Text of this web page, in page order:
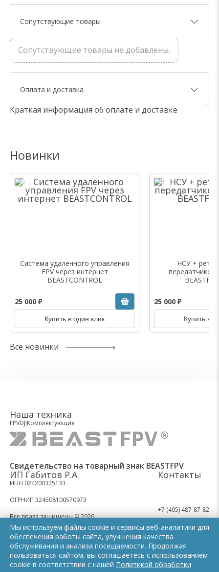
Сопутствующие товары
Сопутствующие товары не добавлены.
Оплата и доставка
Краткая информация об оплате и доставке
Новинки
Система удаленного управления
FPV через интернет
BEASTCONTROL
25 000 ₽
Купить в один клик
НСУ +
передатчиком
25 000 ₽
Купить в
Все новинки
Наша техника
FPVDJIКомплектующие
Свидетельство на товарный знак BEASTFPV
ИП Габитов Р.А.
ИНН 024200325133
ОГРНИП 324508100570973
Все права защищены © 2026
Политика конфиденциальности
Обработка персональных данных
Контакты
+7 (495) 487-87-82
Мы работаем:
Пн-Пт: 9.00 - 21.00
Cб: 11.00 - 16.00
Вс: выходной
Мы используем файлы cookie и сервисы веб-аналитики для
обеспечения работы сайта, улучшения качества
обслуживания и анализа посещаемости. Продолжая
пользоваться сайтом, вы соглашаетесь с использованием
cookie в соответствии с нашей Политикой обработки